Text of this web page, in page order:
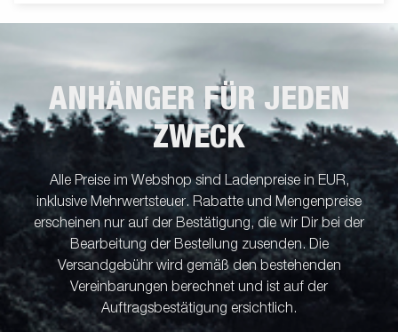
ANHÄNGER FÜR JEDEN
ZWECK
Alle Preise im Webshop sind Ladenpreise in EUR,
inklusive Mehrwertsteuer. Rabatte und Mengenpreise
erscheinen nur auf der Bestätigung, die wir Dir bei der
Bearbeitung der Bestellung zusenden. Die
Versandgebühr wird gemäß den bestehenden
Vereinbarungen berechnet und ist auf der
Auftragsbestätigung ersichtlich.